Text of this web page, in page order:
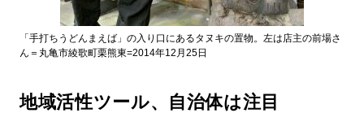
「手打ちうどんまえば」の入り口にあるタヌキの置物。左は店主の前場さ
ん＝丸亀市綾歌町栗熊東=2014年12月25日
地域活性ツール、自治体は注目